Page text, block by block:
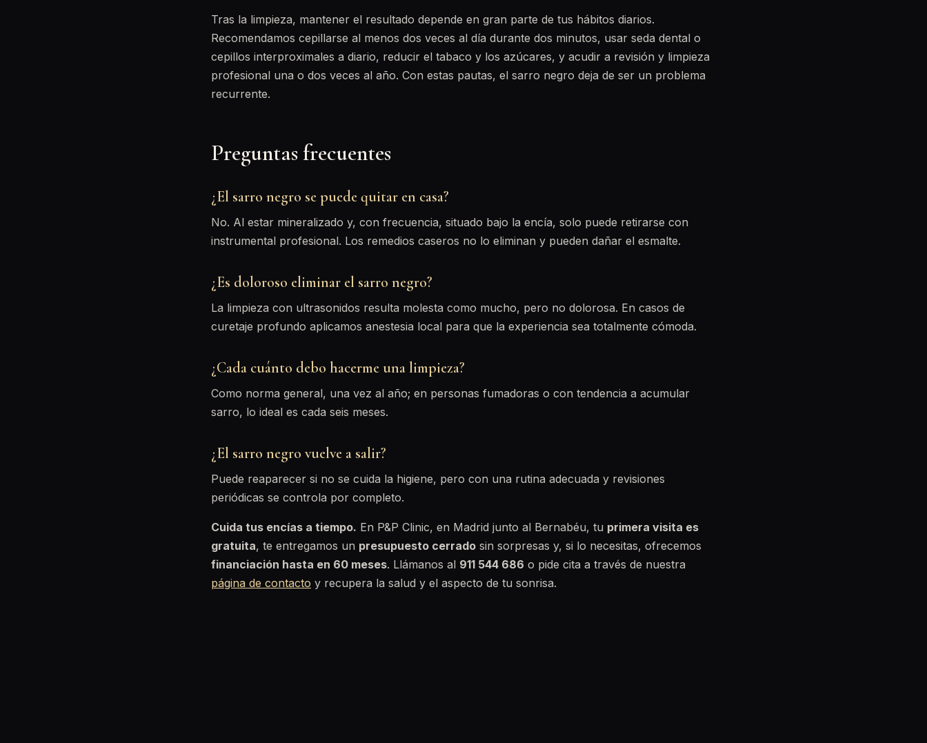
Tras la limpieza, mantener el resultado depende en gran parte de tus hábitos diarios.
Recomendamos cepillarse al menos dos veces al día durante dos minutos, usar seda dental o
cepillos interproximales a diario, reducir el tabaco y los azúcares, y acudir a revisión y limpieza
profesional una o dos veces al año. Con estas pautas, el sarro negro deja de ser un problema
recurrente.
Preguntas frecuentes
¿El sarro negro se puede quitar en casa?
No. Al estar mineralizado y, con frecuencia, situado bajo la encía, solo puede retirarse con
instrumental profesional. Los remedios caseros no lo eliminan y pueden dañar el esmalte.
¿Es doloroso eliminar el sarro negro?
La limpieza con ultrasonidos resulta molesta como mucho, pero no dolorosa. En casos de
curetaje profundo aplicamos anestesia local para que la experiencia sea totalmente cómoda.
¿Cada cuánto debo hacerme una limpieza?
Como norma general, una vez al año; en personas fumadoras o con tendencia a acumular
sarro, lo ideal es cada seis meses.
¿El sarro negro vuelve a salir?
Puede reaparecer si no se cuida la higiene, pero con una rutina adecuada y revisiones
periódicas se controla por completo.
Cuida tus encías a tiempo. En P&P Clinic, en Madrid junto al Bernabéu, tu primera visita es
gratuita, te entregamos un presupuesto cerrado sin sorpresas y, si lo necesitas, ofrecemos
financiación hasta en 60 meses. Llámanos al 911 544 686 o pide cita a través de nuestra
página de contacto y recupera la salud y el aspecto de tu sonrisa.